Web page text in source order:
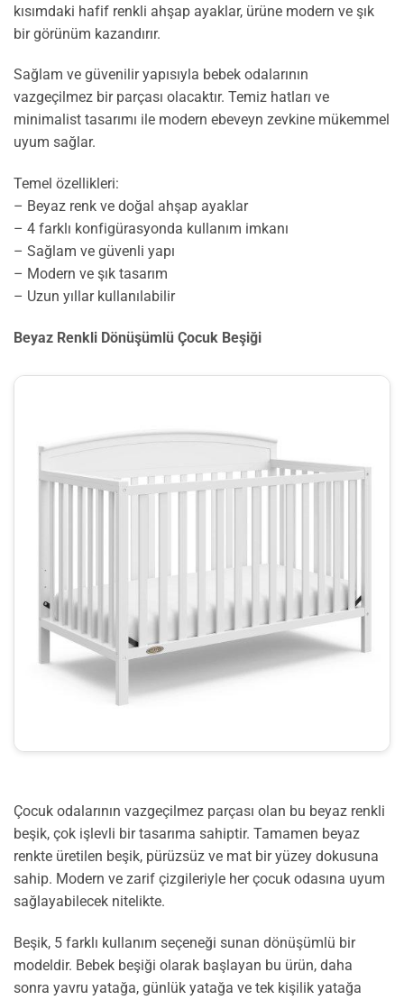
kısımdaki hafif renkli ahşap ayaklar, ürüne modern ve şık
bir görünüm kazandırır.
Sağlam ve güvenilir yapısıyla bebek odalarının
vazgeçilmez bir parçası olacaktır. Temiz hatları ve
minimalist tasarımı ile modern ebeveyn zevkine mükemmel
uyum sağlar.
Temel özellikleri:
– Beyaz renk ve doğal ahşap ayaklar
– 4 farklı konfigürasyonda kullanım imkanı
– Sağlam ve güvenli yapı
– Modern ve şık tasarım
– Uzun yıllar kullanılabilir
Beyaz Renkli Dönüşümlü Çocuk Beşiği
Çocuk odalarının vazgeçilmez parçası olan bu beyaz renkli
beşik, çok işlevli bir tasarıma sahiptir. Tamamen beyaz
renkte üretilen beşik, pürüzsüz ve mat bir yüzey dokusuna
sahip. Modern ve zarif çizgileriyle her çocuk odasına uyum
sağlayabilecek nitelikte.
Beşik, 5 farklı kullanım seçeneği sunan dönüşümlü bir
modeldir. Bebek beşiği olarak başlayan bu ürün, daha
sonra yavru yatağa, günlük yatağa ve tek kişilik yatağa